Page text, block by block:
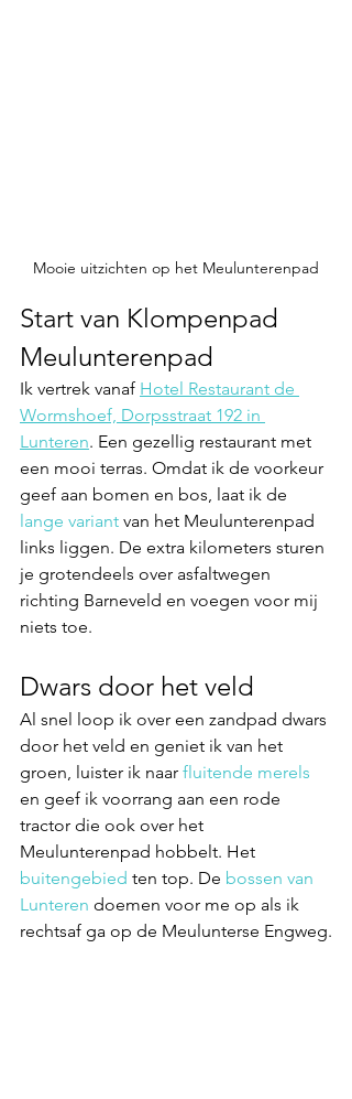
Mooie uitzichten op het Meulunterenpad
Start van Klompenpad
Meulunterenpad
Ik vertrek vanaf Hotel Restaurant de
Wormshoef, Dorpsstraat 192 in
Lunteren. Een gezellig restaurant met
een mooi terras. Omdat ik de voorkeur
geef aan bomen en bos, laat ik de
lange variant van het Meulunterenpad
links liggen. De extra kilometers sturen
je grotendeels over asfaltwegen
richting Barneveld en voegen voor mij
niets toe.
Dwars door het veld
Al snel loop ik over een zandpad dwars
door het veld en geniet ik van het
groen, luister ik naar fluitende merels
en geef ik voorrang aan een rode
tractor die ook over het
Meulunterenpad hobbelt. Het
buitengebied ten top. De bossen van
Lunteren doemen voor me op als ik
rechtsaf ga op de Meulunterse Engweg.